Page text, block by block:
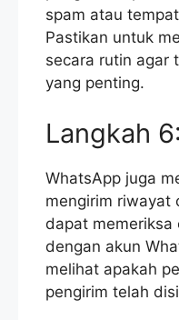
spam atau
Pastikan untuk
secara rutin agar
yang penting.
Langkah
WhatsApp juga
mengirim riwayat
dapat memeriksa
dengan akun
melihat apakah
pengirim telah